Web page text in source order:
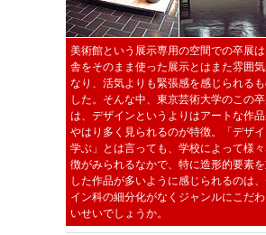
美術館という展示専用の空間での卒展
舎をそのまま使った展示とはまた雰囲
なり、活気よりも緊張感を感じられる
した。そんな中、東京芸術大学のこの
は、デザインというよりはアートな作
やはり多く見られるのが特徴。「デザ
学ぶ」とは言っても、学校によって様
徴がみられるなかで、特に造形的要素
した作品が多いように感じられるのは
イン科の細分化がなくジャンルにこだ
いせいでしょうか。